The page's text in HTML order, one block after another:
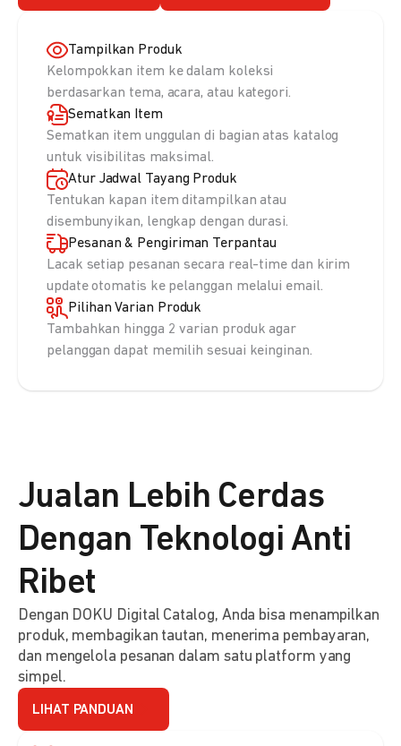
Tampilkan Produk
Kelompokkan item ke dalam koleksi
berdasarkan tema, acara, atau kategori.
Sematkan Item
Sematkan item unggulan di bagian atas katalog
untuk visibilitas maksimal.
Atur Jadwal Tayang Produk
Tentukan kapan item ditampilkan atau
disembunyikan, lengkap dengan durasi.
Pesanan & Pengiriman Terpantau
Lacak setiap pesanan secara real-time dan kirim
update otomatis ke pelanggan melalui email.
Pilihan Varian Produk
Tambahkan hingga 2 varian produk agar
pelanggan dapat memilih sesuai keinginan.
Jualan Lebih Cerdas
Dengan Teknologi Anti
Ribet
Dengan DOKU Digital Catalog, Anda bisa menampilkan
produk, membagikan tautan, menerima pembayaran,
dan mengelola pesanan dalam satu platform yang
simpel.
LIHAT PANDUAN